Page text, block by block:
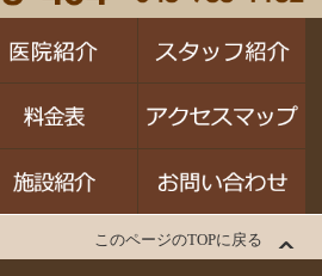
このページのTOPに戻る